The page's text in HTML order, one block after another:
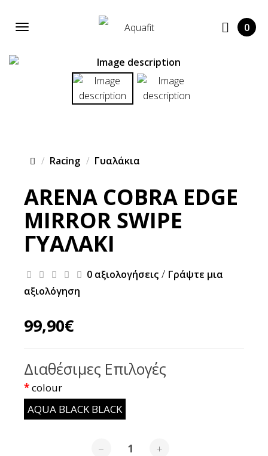
0
Racing Γυαλάκια
ARENA COBRA EDGE
MIRROR SWIPE
ΓΥΑΛΑΚΙ
0 αξιολογήσεις / Γράψτε μια
αξιολόγηση
99,90€
Διαθέσιμες Επιλογές
colour
AQUA BLACK BLACK
− +